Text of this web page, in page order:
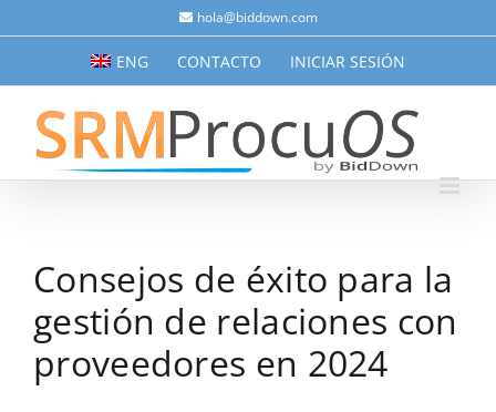
al
hola@biddown.com
ENG CONTACTO INICIAR SESIÓN
Consejos de éxito para la
gestión de relaciones con
proveedores en 2024